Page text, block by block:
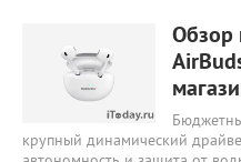
Обзор
крупный динамический